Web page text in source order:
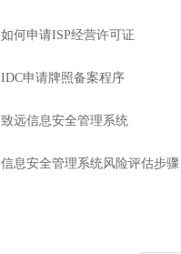
如何申请ISP经营许可证
IDC申请牌照备案程序
致远信息安全管理系统
信息安全管理系统风险评估步骤